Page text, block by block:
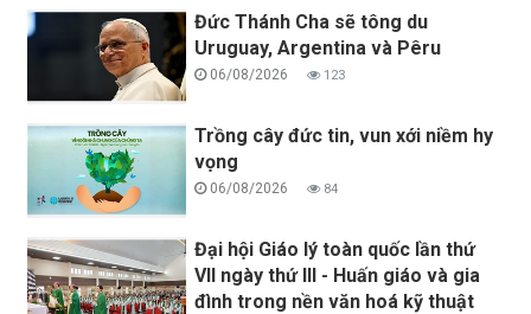
Đức Thánh Cha sẽ tông du
Uruguay, Argentina và Pêru
06/08/2026 123
Trồng cây đức tin, vun xới niềm hy
vọng
06/08/2026 84
Đại hội Giáo lý toàn quốc lần thứ
VII ngày thứ III - Huấn giáo và gia
đình trong nền văn hoá kỹ thuật